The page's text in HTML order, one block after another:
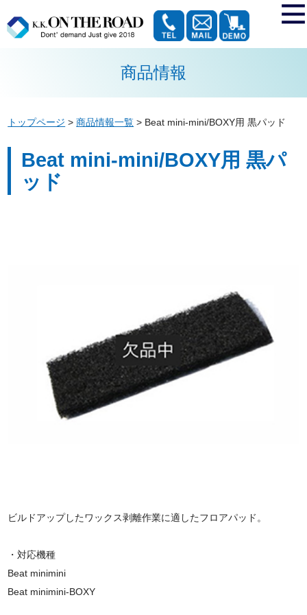
商品情報
トップページ >商品情報一覧 > Beat mini-mini/BOXY用 黒パッド
Beat mini-mini/BOXY用 黒パ
ッド
ビルドアップしたワックス剥離作業に適したフロアパッド。
・対応機種
Beat minimini
Beat minimini-BOXY